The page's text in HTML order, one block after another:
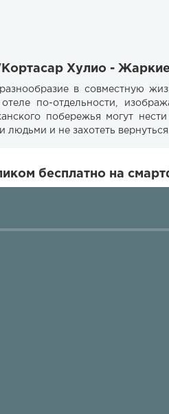
Хулио -
в совместную
по-отдельности,
побережья могут
и не захотеть
бесплатно на